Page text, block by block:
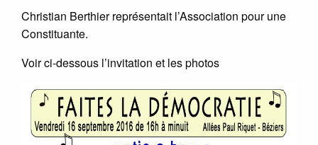
Christian Berthier représentait l’Association pour une
Constituante.
Voir ci-dessous l’invitation et les photos